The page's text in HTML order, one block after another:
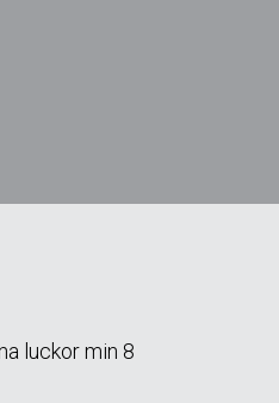
luckor min 8